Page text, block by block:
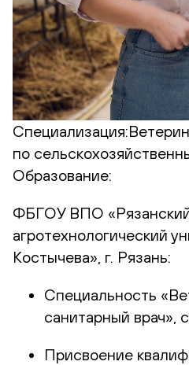
Специализация:
по
Образование:
ФБГОУ ВПО «Рязанский
агротехнологический
Костычева», г. Рязань:
Специальность
санитарный врач»,
Присвоение